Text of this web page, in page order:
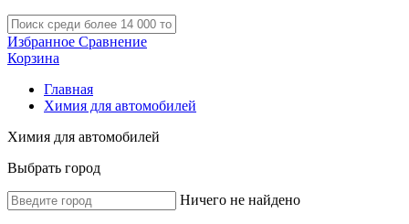
Избранное Сравнение
Корзина
Главная
Химия для автомобилей
Химия для автомобилей
Выбрать город
Ничего не найдено